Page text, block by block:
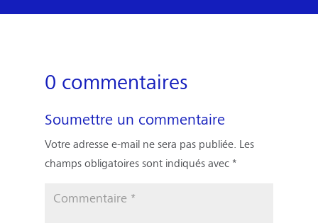
0 commentaires
Soumettre un commentaire
Votre adresse e-mail ne sera pas publiée. Les
champs obligatoires sont indiqués avec *